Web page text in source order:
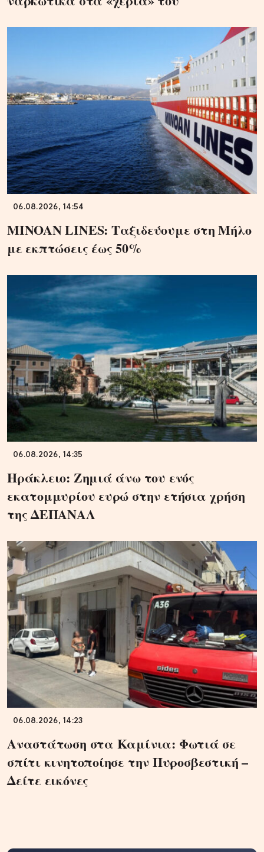
06.08.2026, 14:54
MINOAN LINES: Ταξιδεύουμε στη Μήλο
με εκπτώσεις έως 50%
06.08.2026, 14:35
Ηράκλειο: Ζημιά άνω του ενός
εκατομμυρίου ευρώ στην ετήσια χρήση
της ΔΕΠΑΝΑΛ
06.08.2026, 14:23
Αναστάτωση στα Καμίνια: Φωτιά σε
σπίτι κινητοποίησε την Πυροσβεστική –
Δείτε εικόνες